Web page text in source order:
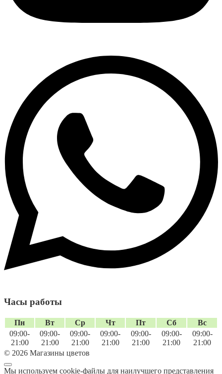
Часы работы
Пн Вт Ср Чт Пт Сб
Вс
09:00-
21:00
09:00-
21:00
09:00-
21:00
09:00-
21:00
09:00-
21:00
09:00-
21:00
09:00-
21:00
© 2026 Магазины цветов
Мы используем cookie-файлы для наилучшего представления